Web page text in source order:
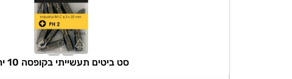
סט ביטים תעשייתי בקופסה 10 יח'